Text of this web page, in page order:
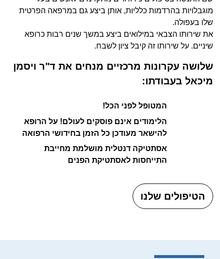
מוגבלויות בהרדמות כלליות, אותן ביצע גם במרפאה הפרטית
שלו בעפולה.
את שירותו הצבאי במילואים ביצע במשך שנים רבות כרופא
שיניים. על שירותו זה קיבל ציון לשבח.
שלושה עקרונות מרכזיים מנחים את ד"ר ויסמן
מיכאל בעבודתו:
המטופל לפני הכל!
הלימודים אינם פוסקים לעולם! על הרופא
להישאר מעודכן כל הזמן בחידושי הרפואה
אסתטיקה דנטלית מושלמת מחייבת
התייחסות לאסתטיקת הפנים
הטיפולים שלנו